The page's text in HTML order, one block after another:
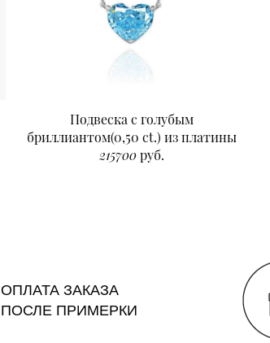
Подвеска с голубым
бриллиантом(0,50 ct.) из платины
215700руб.
ОПЛАТА ЗАКАЗА
ПОСЛЕ ПРИМЕРКИ